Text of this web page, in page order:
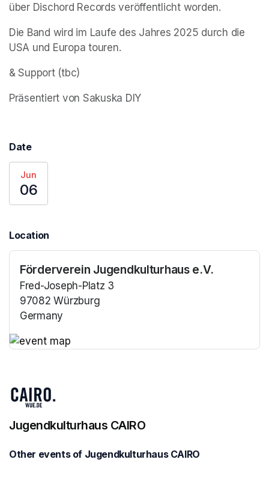
über Dischord Records veröffentlicht worden.
Die Band wird im Laufe des Jahres 2025 durch die
USA und Europa touren.
& Support (tbc)
Präsentiert von Sakuska DIY
Date
Jun
06
Location
Förderverein Jugendkulturhaus e.V.
Fred-Joseph-Platz 3
97082 Würzburg
Germany
Jugendkulturhaus CAIRO
Other events of Jugendkulturhaus CAIRO